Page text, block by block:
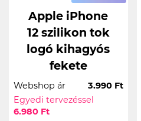
Apple iPhone
12 szilikon tok
logó kihagyós
fekete
Webshop ár
3.990 Ft
Egyedi tervezéssel
6.980 Ft